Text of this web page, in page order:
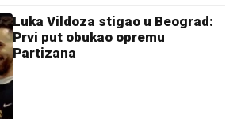
Luka Vildoza stigao u Beograd:
Prvi put obukao opremu
Partizana